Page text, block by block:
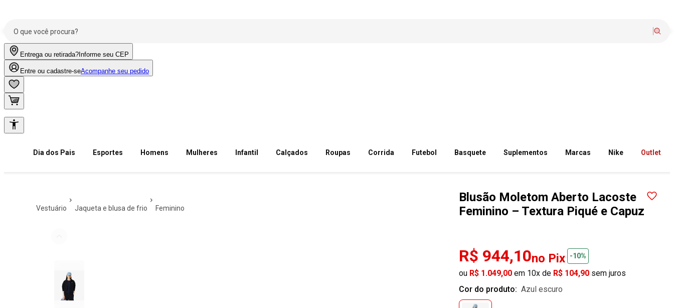
Entrega ou retirada? Informe seu CEP
Entre ou cadastre-seAcompanhe seu pedido
Dia dos Pais Esportes Homens Mulheres Infantil Calçados Roupas Corrida Futebol Basquete Suplementos Marcas Nike Outlet
vestuário jaqueta e blusa de frio feminino
Blusão Moletom Aberto Lacoste
Feminino – Textura Piqué e Capuz
R$ 944,10no Pix -10%
ou R$ 1.049,00 em 10x de R$ 104,90 sem juros
Cor do produto:
azul escuro